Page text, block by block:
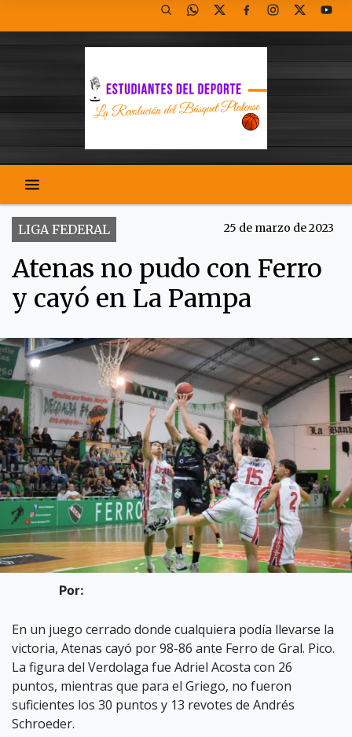
LIGA FEDERAL 25 de marzo de 2023
Atenas no pudo con Ferro
y cayó en La Pampa
Por:
En un juego cerrado donde cualquiera podía llevarse la
victoria, Atenas cayó por 98-86 ante Ferro de Gral. Pico.
La figura del Verdolaga fue Adriel Acosta con 26
puntos, mientras que para el Griego, no fueron
suficientes los 30 puntos y 13 revotes de Andrés
Schroeder.